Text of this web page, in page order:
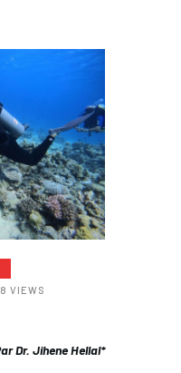
VIEWS
Dr. Jihene Hellal*